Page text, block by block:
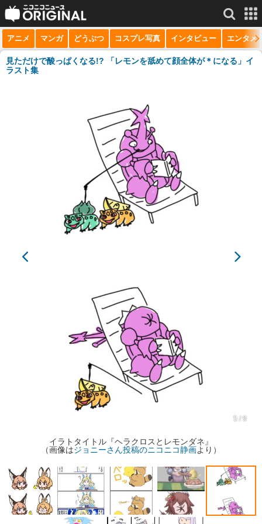
サービス一覧 もっと見る
niconico
アニメ マンガ どうぶつ コスプレ写真 インタビュー エンタメ
見ただけで酸っぱくなる!? 「レモンを舐めて顔全体が＊になる」イ
ラスト集
5 / 9
イラトタイトル『ヘラクロスとレモンダネ』
（画像はジョニーさん投稿のニコニコ静画より）